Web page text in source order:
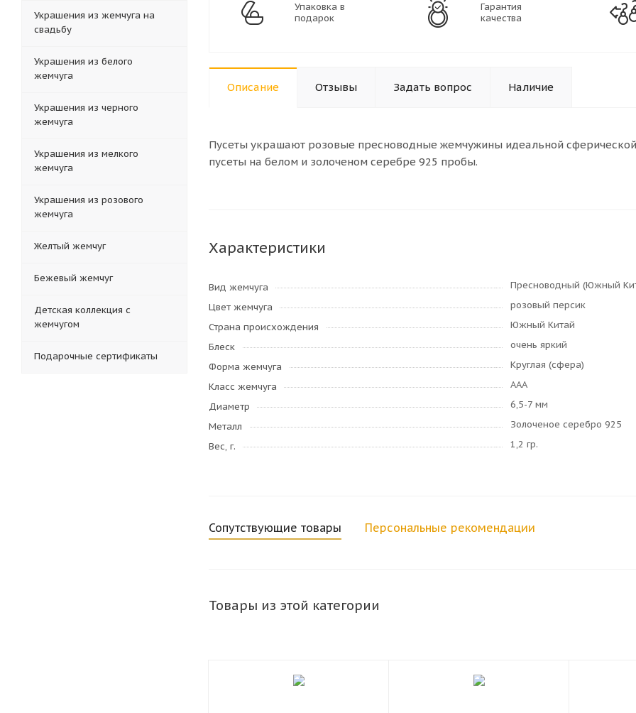
Упаковка в
подарок
Гарантия
качества
Описание Отзывы Задать вопрос Наличие
Пусеты украшают розовые пресноводные жемчужины идеальной
пусеты на белом и золоченом серебре 925 пробы.
Характеристики
Вид жемчуга
Пресноводный (Южный
Цвет жемчуга
розовый персик
Страна происхождения
Южный Китай
Блеск
очень яркий
Форма жемчуга
Круглая (сфера)
Класс жемчуга
AAA
Диаметр
6,5-7 мм
Металл
Золоченое серебро 925
Вес, г.
1,2 гр.
Сопутствующие товары Персональные рекомендации
Товары из этой категории
Украшения из жемчуга на
свадьбу
Украшения из белого
жемчуга
Украшения из черного
жемчуга
Украшения из мелкого
жемчуга
Украшения из розового
жемчуга
Желтый жемчуг
Бежевый жемчуг
Детская коллекция с
жемчугом
Подарочные сертификаты